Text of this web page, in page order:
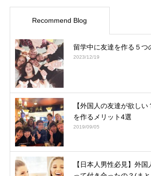
Recommend Blog
留学中に友達を作る５つ
2023/12/19
【外国人の友達が欲し
を作るメリット4選
2019/09/05
【日本人男性必見】外